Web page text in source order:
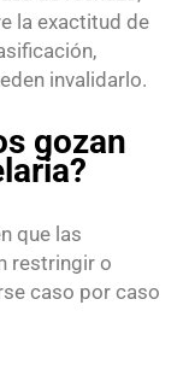
la exactitud de
invalidarlo.
gozan
que las
restringir o
caso por caso